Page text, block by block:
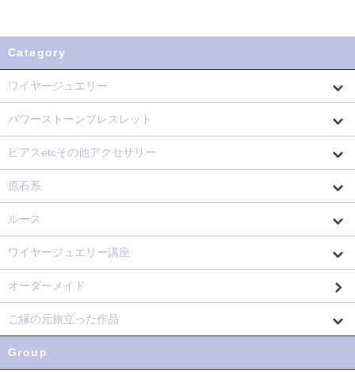
Category
ワイヤージュエリー
パワーストーンブレスレット
ピアスetcその他アクセサリー
原石系
ルース
ワイヤージュエリー講座
オーダーメイド
ご縁の元旅立った作品
Group